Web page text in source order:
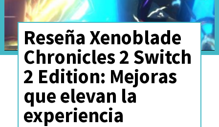
Lo que más atrapa de Metroid
Prime 4: Beyond escómo
construye sus planetas y
Reseña Xenoblade
Chronicles 2 Switch
2 Edition: Mejoras
que elevan la
experiencia